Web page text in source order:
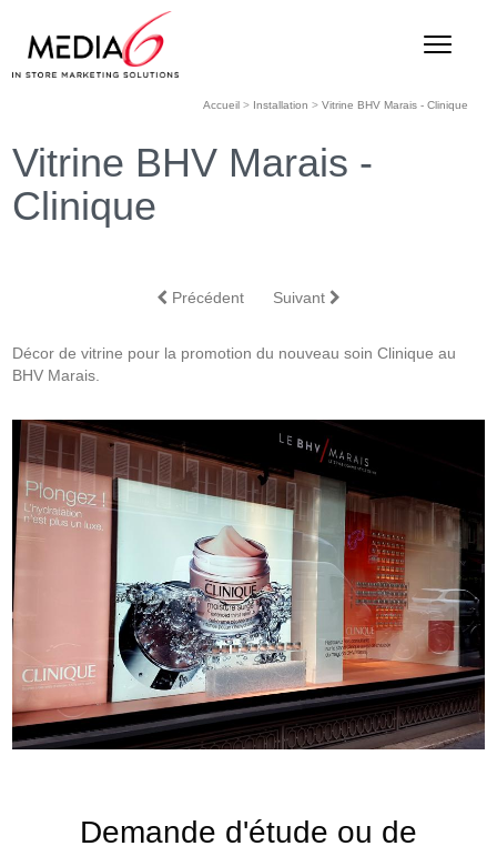
Accueil> Installation > Vitrine BHV Marais - Clinique
Vitrine BHV Marais -
Clinique
Précédent Suivant
Décor de vitrine pour la promotion du nouveau soin Clinique au
BHV Marais.
Demande d'étude ou de